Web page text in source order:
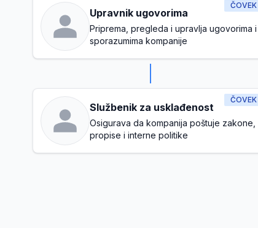
ČOVEK
Upravnik ugovorima
Priprema, pregleda i upravlja ugovorima i
sporazumima kompanije
ČOVEK
Službenik za usklađenost
Osigurava da kompanija poštuje zakone,
propise i interne politike